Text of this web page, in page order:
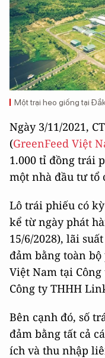
Một trại heo giống tại
Ngày 3/11/2021,
(GreenFeed Việt
1.000 tỉ đồng trái
một nhà đầu tư tổ
Lô trái phiếu có
kể từ ngày phát
15/6/2028), lãi
đảm bằng toàn
Việt Nam tại
Công ty THHH
Bên cạnh đó, số
đảm bằng tất cả
ích và thu nhập